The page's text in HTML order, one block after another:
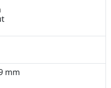
mm